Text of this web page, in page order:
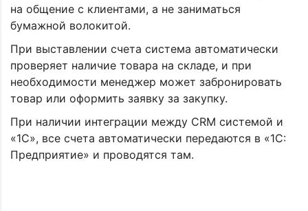
на общение с клиентами, а не заниматься
бумажной волокитой.
При выставлении счета система автоматически
проверяет наличие товара на складе, и при
необходимости менеджер может забронировать
товар или оформить заявку за закупку.
При наличии интеграции между CRM системой и
«1С», все счета автоматически передаются в «1С:
Предприятие» и проводятся там.